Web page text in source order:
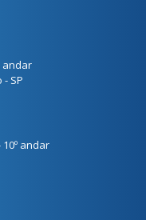
andar
SP
andar